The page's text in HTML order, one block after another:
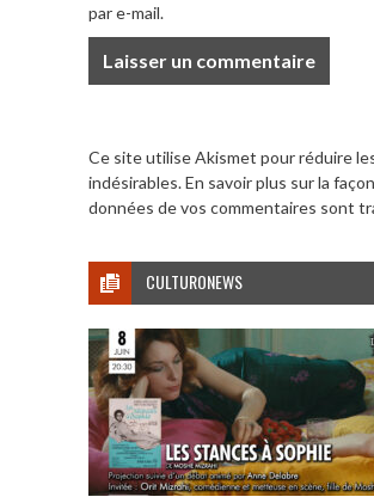
par e-mail.
Ce site utilise Akismet pour réduire
indésirables.En savoir plus sur la
données de vos commentaires sont
CULTURONEWS